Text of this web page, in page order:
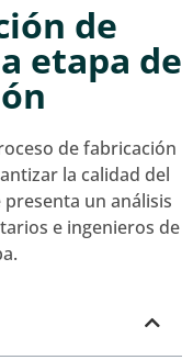
de
etapa de
de fabricación
la calidad del
un análisis
e ingenieros de